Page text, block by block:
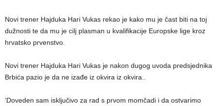
Novi trener Hajduka Hari Vukas rekao je kako mu je čast biti na toj
dužnosti te da mu je cilj plasman u kvalifikacije Europske lige kroz
hrvatsko prvenstvo.
Novi trener Hajduka Hari Vukas je nakon dugog uvoda predsjednika
Brbića pazio je da ne izađe iz okvira iz okvira..
‘Doveden sam isključivo za rad s prvom momčadi i da ostvarimo